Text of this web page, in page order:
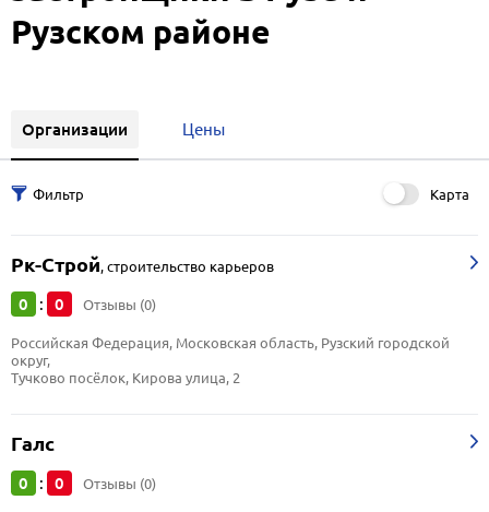
Рузском районе
Организации Цены
Карта
Рк-Строй,строительство карьеров
0 : 0 Отзывы (0)
Российская Федерация, Московская область, Рузский городской
округ,
Тучково посёлок, Кирова улица, 2
Галс
0 : 0 Отзывы (0)